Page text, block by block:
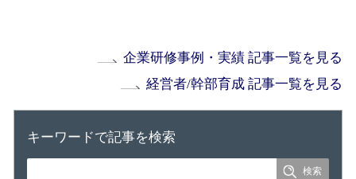
企業研修事例・実績 記事一覧を見る
経営者/幹部育成 記事一覧を見る
キーワードで記事を検索